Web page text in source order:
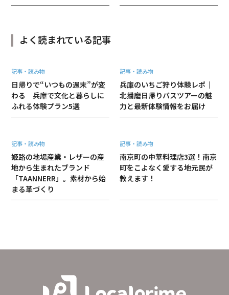
よく読まれている記事
記事・読み物
日帰りで“いつもの週末”が変
わる 兵庫で文化と暮らしに
ふれる体験プラン5選
記事・読み物
兵庫のいちご狩り体験レポ｜
北播磨日帰りバスツアーの魅
力と最新体験情報をお届け
記事・読み物
姫路の地場産業・レザーの産
地から生まれたブランド
「TAANNERR」。素材から始
まる革づくり
記事・読み物
南京町の中華料理店3選！南京
町をこよなく愛する地元民が
教えます！